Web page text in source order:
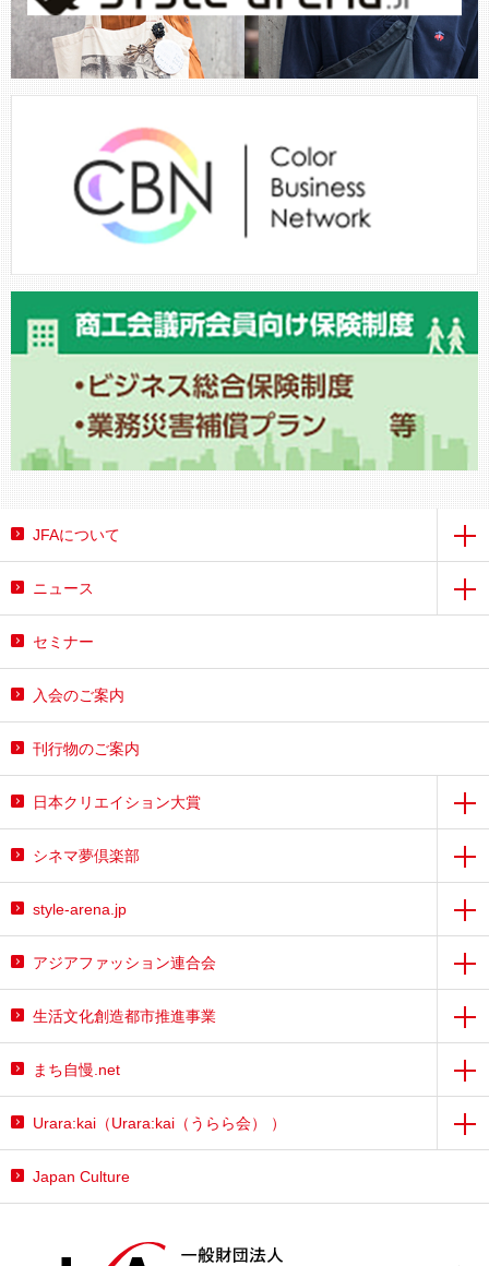
JFAについて
ニュース
セミナー
入会のご案内
刊行物のご案内
日本クリエイション大賞
シネマ夢倶楽部
style-arena.jp
アジアファッション連合会
生活文化創造都市推進事業
まち自慢.net
Urara:kai（Urara:kai（うらら会） ）
Japan Culture